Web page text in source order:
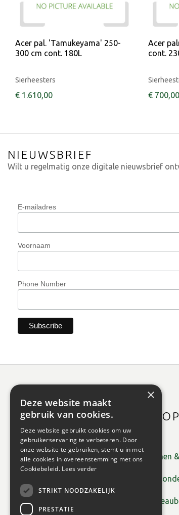
Acer pal. 'Tamukeyama' 250-
300 cm cont. 180L
Sierheesters
€ 1.610,00
Acer
cont.
€ 700,00
NIEUWSBRIEF
Wilt u regelmatig onze digitale nieuwsbrief
E-mailadres
Voornaam
Phone Number
Bomen
×
Deze website maakt
gebruik van cookies.
Deze website gebruikt cookies om uw
gebruikerservaring te verbeteren. Door
onze website te gebruiken, stemt u in met
alle cookies in overeenstemming met ons
Cookiebeleid. Lees verder
STRIKT NOODZAKELIJK
PRESTATIE